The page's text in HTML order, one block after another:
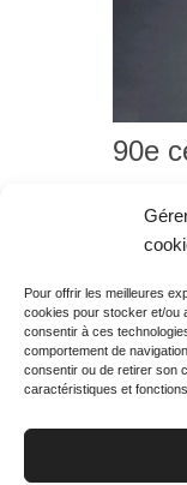
Pour offrir les meilleures
cookies pour stocker et/ou
consentir à ces
comportement de
consentir ou de retirer son
caractéristiques et fonctions.
90e